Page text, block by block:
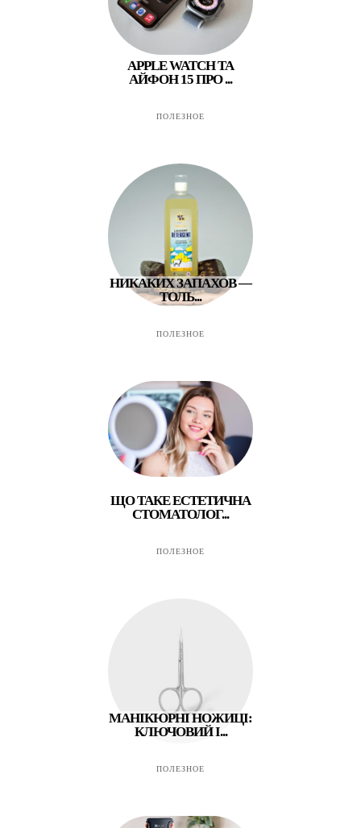
APPLE WATCH ТА
АЙФОН 15 ПРО ...
ПОЛЕЗНОЕ
НИКАКИХ ЗАПАХОВ —
ТОЛЬ...
ПОЛЕЗНОЕ
ЩО ТАКЕ ЕСТЕТИЧНА
СТОМАТОЛОГ...
ПОЛЕЗНОЕ
МАНІКЮРНІ НОЖИЦІ:
КЛЮЧОВИЙ І...
ПОЛЕЗНОЕ